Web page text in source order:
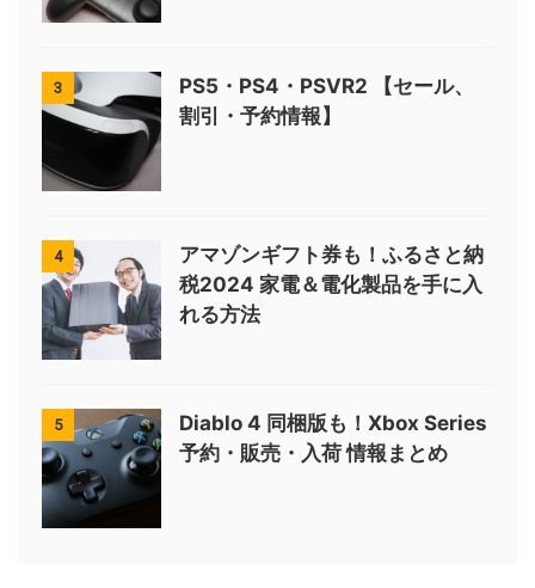
3
PS5・PS4・PSVR2 【セール、
割引・予約情報】
4
アマゾンギフト券も！ふるさと納
税2024 家電＆電化製品を手に入
れる方法
5
Diablo 4 同梱版も！Xbox Series
予約・販売・入荷 情報まとめ